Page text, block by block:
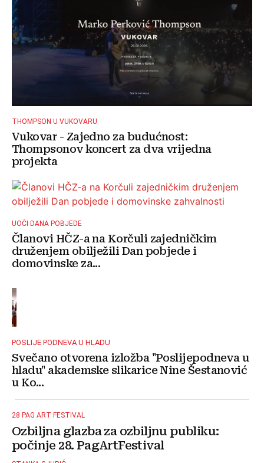
THOMPSON U VUKOVARU
Vukovar - Zajedno za budućnost:
Thompsonov koncert za dva vrijedna
projekta
UOČI DANA POBJEDE
Članovi HČZ-a na Korčuli zajedničkim
druženjem obilježili Dan pobjede i
domovinske za...
POSLIJE PODNEVA U HLADU
Svečano otvorena izložba "Poslijepodneva u
hladu" akademske slikarice Nine Šestanović
u Ko...
28 PAG ART FESTIVAL
Ozbiljna glazba za ozbiljnu publiku:
počinje 28. PagArtFestival